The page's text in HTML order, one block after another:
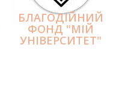
БЛАГОДІЙНИЙ
ФОНД "МІЙ
УНІВЕРСИТЕТ"